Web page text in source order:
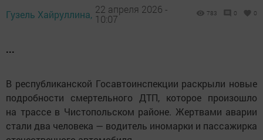
Гузель Хайруллина, 22 апреля 2026 -
10:07
783 0 0
...
В республиканской Госавтоинспекции раскрыли новые
подробности смертельного ДТП, которое произошло
на трассе в Чистопольском районе. Жертвами аварии
стали два человека — водитель иномарки и пассажирка